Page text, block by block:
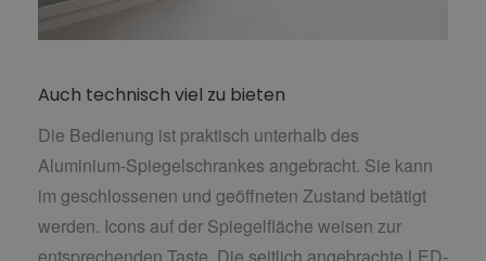
Auch technisch viel zu bieten
Die Bedienung ist praktisch unterhalb des
Aluminium-Spiegelschrankes angebracht. Sie kann
im geschlossenen und geöffneten Zustand betätigt
werden. Icons auf der Spiegelfläche weisen zur